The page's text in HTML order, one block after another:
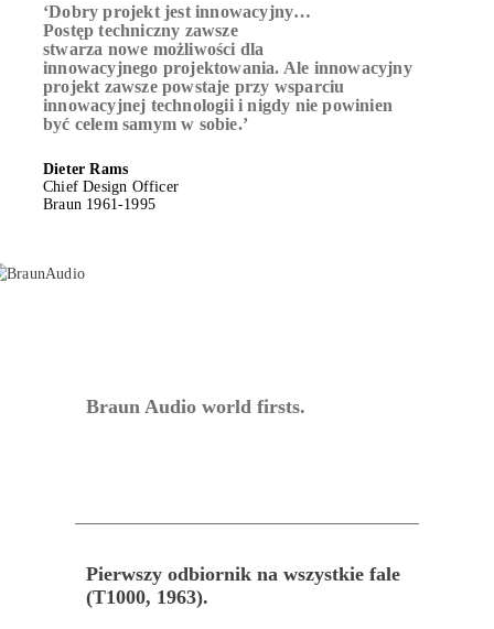
‘Dobry projekt jest innowacyjny…
Postęp techniczny zawsze
stwarza nowe możliwości dla
innowacyjnego projektowania. Ale innowacyjny
projekt zawsze powstaje przy wsparciu
innowacyjnej technologii i nigdy nie powinien
być celem samym w sobie.’
Dieter Rams
Chief Design Officer
Braun 1961-1995
Braun Audio world firsts.
Pierwszy odbiornik na wszystkie fale
(T1000, 1963).